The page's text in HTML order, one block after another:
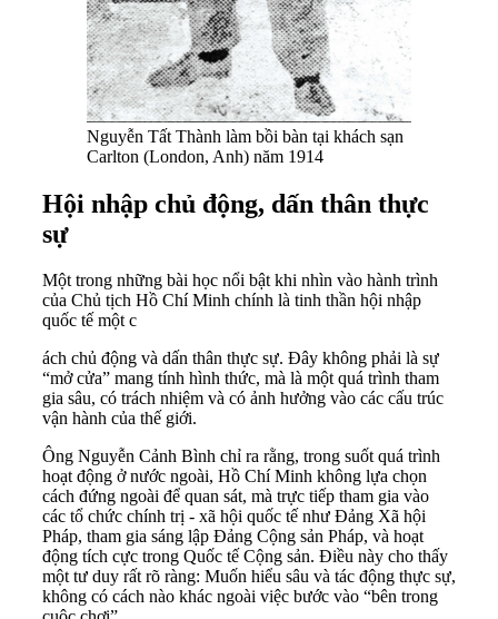
Nguyễn Tất Thành làm bồi bàn tại khách sạn
Carlton (London, Anh) năm 1914
Hội nhập chủ động, dấn thân thực
sự
Một trong những bài học nổi bật khi nhìn vào hành trình
của Chủ tịch Hồ Chí Minh chính là tinh thần hội nhập
quốc tế một c
ách chủ động và dấn thân thực sự. Đây không phải là sự
“mở cửa” mang tính hình thức, mà là một quá trình tham
gia sâu, có trách nhiệm và có ảnh hưởng vào các cấu trúc
vận hành của thế giới.
Ông Nguyễn Cảnh Bình chỉ ra rằng, trong suốt quá trình
hoạt động ở nước ngoài, Hồ Chí Minh không lựa chọn
cách đứng ngoài để quan sát, mà trực tiếp tham gia vào
các tổ chức chính trị - xã hội quốc tế như Đảng Xã hội
Pháp, tham gia sáng lập Đảng Cộng sản Pháp, và hoạt
động tích cực trong Quốc tế Cộng sản. Điều này cho thấy
một tư duy rất rõ ràng: Muốn hiểu sâu và tác động thực sự,
không có cách nào khác ngoài việc bước vào “bên trong